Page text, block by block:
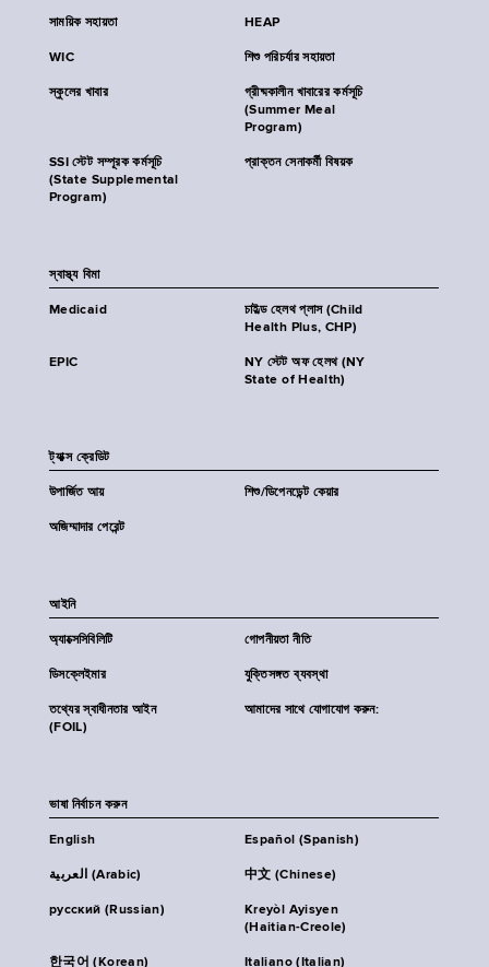
সাময়িক সহায়তা HEAP
WIC শিশু পরিচর্যার সহায়তা
স্কুলের খাবার
গ্রীষ্মকালীন খাবারের কর্মসূচি
(Summer Meal
Program)
SSI স্টেট সম্পূরক কর্মসূচি
(State Supplemental
Program)
প্রাক্তন সেনাকর্মী বিষয়ক
স্বাস্থ্য বিমা
Medicaid
চাইল্ড হেলথ প্লাস (Child
Health Plus, CHP)
EPIC
NY স্টেট অফ হেলথ (NY
State of Health)
ট্যাক্স ক্রেডিট
উপার্জিত আয় শিশু/ডিপেনডেন্ট কেয়ার
অজিম্মাদার পেরেন্ট
আইনি
অ্যাক্সেসিবিলিটি গোপনীয়তা নীতি
ডিসক্লেইমার যুক্তিসঙ্গত ব্যবস্থা
তথ্যের স্বাধীনতার আইন
(FOIL)
আমাদের সাথে যোগাযোগ করুন:
ভাষা নির্বাচন করুন
English Español (Spanish)
العربية (Arabic) 中文 (Chinese)
русский (Russian)
Kreyòl Ayisyen
(Haitian-Creole)
한국어 (Korean) Italiano (Italian)